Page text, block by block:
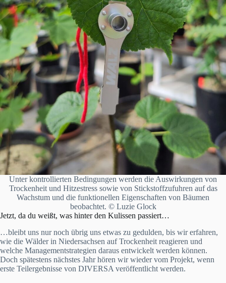
Unter kontrollierten Bedingungen werden die Auswirkungen von
Trockenheit und Hitzestress sowie von Stickstoffzufuhren auf das
Wachstum und die funktionellen Eigenschaften von Bäumen
beobachtet. © Luzie Glock
Jetzt, da du weißt, was hinter den Kulissen passiert…
…bleibt uns nur noch übrig uns etwas zu gedulden, bis wir erfahren,
wie die Wälder in Niedersachsen auf Trockenheit reagieren und
welche Managementstrategien daraus entwickelt werden können.
Doch spätestens nächstes Jahr hören wir wieder vom Projekt, wenn
erste Teilergebnisse von DIVERSA veröffentlicht werden.